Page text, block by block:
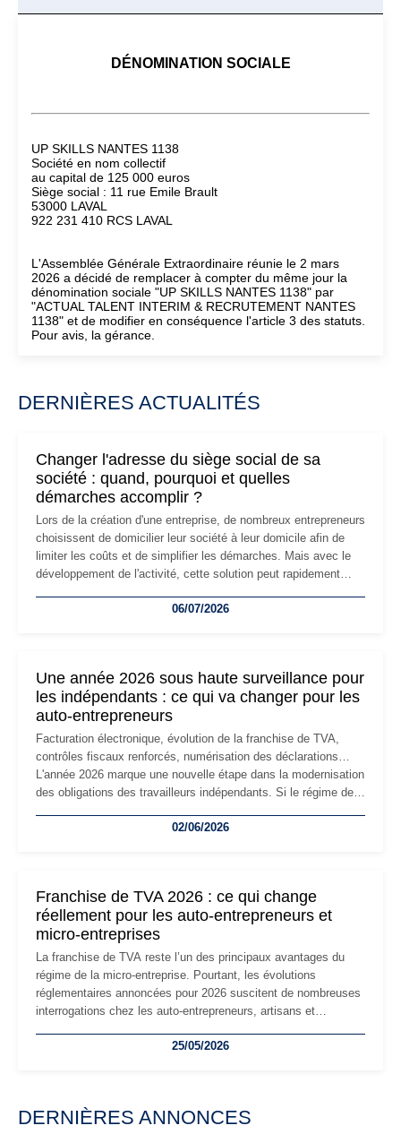
DÉNOMINATION SOCIALE
UP SKILLS NANTES 1138
Société en nom collectif
au capital de 125 000 euros
Siège social : 11 rue Emile Brault
53000 LAVAL
922 231 410 RCS LAVAL
L'Assemblée Générale Extraordinaire réunie le 2 mars
2026 a décidé de remplacer à compter du même jour la
dénomination sociale "UP SKILLS NANTES 1138" par
"ACTUAL TALENT INTERIM & RECRUTEMENT NANTES
1138" et de modifier en conséquence l'article 3 des statuts.
Pour avis, la gérance.
DERNIÈRES ACTUALITÉS
Changer l'adresse du siège social de sa
société : quand, pourquoi et quelles
démarches accomplir ?
Lors de la création d'une entreprise, de nombreux entrepreneurs
choisissent de domicilier leur société à leur domicile afin de
limiter les coûts et de simplifier les démarches. Mais avec le
développement de l'activité, cette solution peut rapidement
professionnels, recrutement, image de marque… Le
06/07/2026
Une année 2026 sous haute surveillance pour
les indépendants : ce qui va changer pour les
auto-entrepreneurs
Facturation électronique, évolution de la franchise de TVA,
contrôles fiscaux renforcés, numérisation des déclarations…
L'année 2026 marque une nouvelle étape dans la modernisation
des obligations des travailleurs indépendants. Si le régime de
les auto-entrepreneurs devront s'adapter à un environnement
02/06/2026
Franchise de TVA 2026 : ce qui change
réellement pour les auto-entrepreneurs et
micro-entreprises
La franchise de TVA reste l’un des principaux avantages du
régime de la micro-entreprise. Pourtant, les évolutions
réglementaires annoncées pour 2026 suscitent de nombreuses
interrogations chez les auto-entrepreneurs, artisans et
facturation ou risque de bascule vers la TVA : les règles
25/05/2026
DERNIÈRES ANNONCES